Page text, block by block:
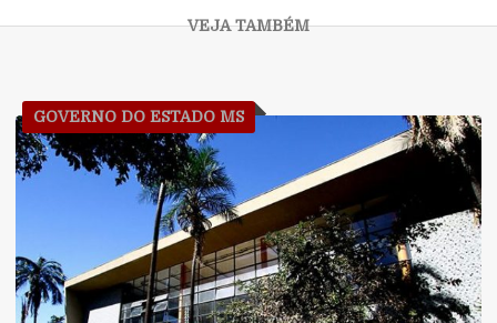
GOVERNO DO ESTADO MS